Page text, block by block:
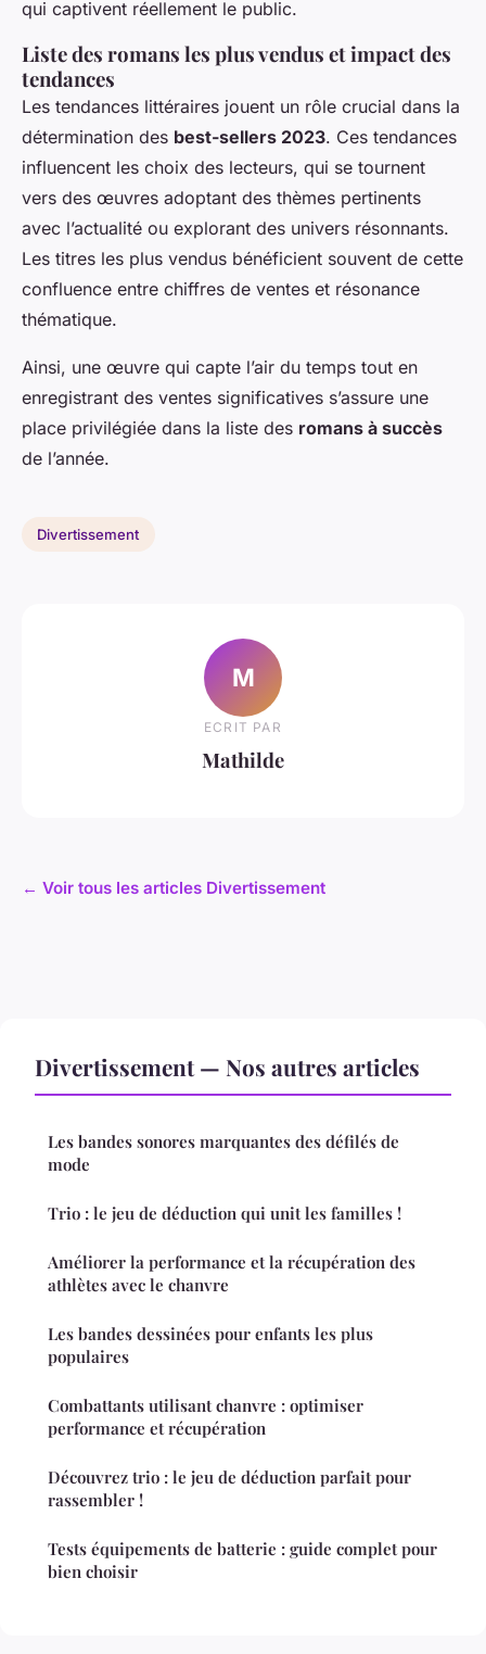
qui captivent réellement le public.
Liste des romans les plus vendus et impact des
tendances
Les tendances littéraires jouent un rôle crucial dans la
détermination des best-sellers 2023. Ces tendances
influencent les choix des lecteurs, qui se tournent
vers des œuvres adoptant des thèmes pertinents
avec l’actualité ou explorant des univers résonnants.
Les titres les plus vendus bénéficient souvent de cette
confluence entre chiffres de ventes et résonance
thématique.
Ainsi, une œuvre qui capte l’air du temps tout en
enregistrant des ventes significatives s’assure une
place privilégiée dans la liste des romans à succès
de l’année.
Divertissement
M
ECRIT PAR
Mathilde
← Voir tous les articles Divertissement
Divertissement — Nos autres articles
Les bandes sonores marquantes des défilés de
mode
Trio : le jeu de déduction qui unit les familles !
Améliorer la performance et la récupération des
athlètes avec le chanvre
Les bandes dessinées pour enfants les plus
populaires
Combattants utilisant chanvre : optimiser
performance et récupération
Découvrez trio : le jeu de déduction parfait pour
rassembler !
Tests équipements de batterie : guide complet pour
bien choisir